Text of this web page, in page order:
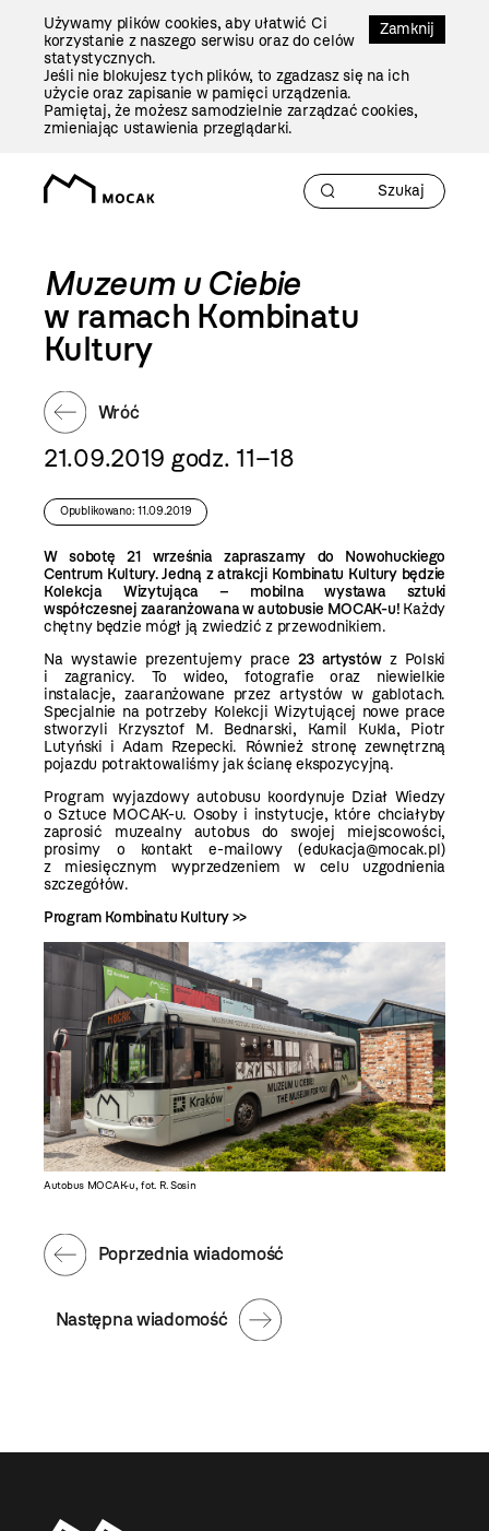
Zamknij
Używamy plików cookies, aby ułatwić Ci
korzystanie z naszego serwisu oraz do celów
statystycznych.
Jeśli nie blokujesz tych plików, to zgadzasz się na ich
użycie oraz zapisanie w pamięci urządzenia.
Pamiętaj, że możesz samodzielnie zarządzać cookies,
zmieniając ustawienia przeglądarki.
Muzeum u Ciebie
w ramach Kombinatu
Kultury
Wróć
21.09.2019 godz. 11–18
Opublikowano: 11.09.2019
W sobotę 21 września zapraszamy do Nowohuckiego
Centrum Kultury. Jedną z atrakcji Kombinatu Kultury będzie
Kolekcja Wizytująca – mobilna wystawa sztuki
współczesnej zaaranżowana w autobusie MOCAK-u! Każdy
chętny będzie mógł ją zwiedzić z przewodnikiem.
Na wystawie prezentujemy prace 23 artystówz Polski
i zagranicy. To wideo, fotografie oraz niewielkie
instalacje, zaaranżowane przez artystów w gablotach.
Specjalnie na potrzeby Kolekcji Wizytującej nowe prace
stworzyli Krzysztof M. Bednarski, Kamil Kukla, Piotr
Lutyński i Adam Rzepecki. Również stronę zewnętrzną
pojazdu potraktowaliśmy jak ścianę ekspozycyjną.
Program wyjazdowy autobusu koordynuje Dział Wiedzy
o Sztuce MOCAK-u. Osoby i instytucje, które chciałyby
zaprosić muzealny autobus do swojej miejscowości,
prosimy o kontakt e-mailowy (edukacja@mocak.pl)
z miesięcznym wyprzedzeniem w celu uzgodnienia
szczegółów.
Program Kombinatu Kultury >>
Autobus MOCAK-u, fot. R. Sosin
Następna wiadomość
Poprzednia wiadomość